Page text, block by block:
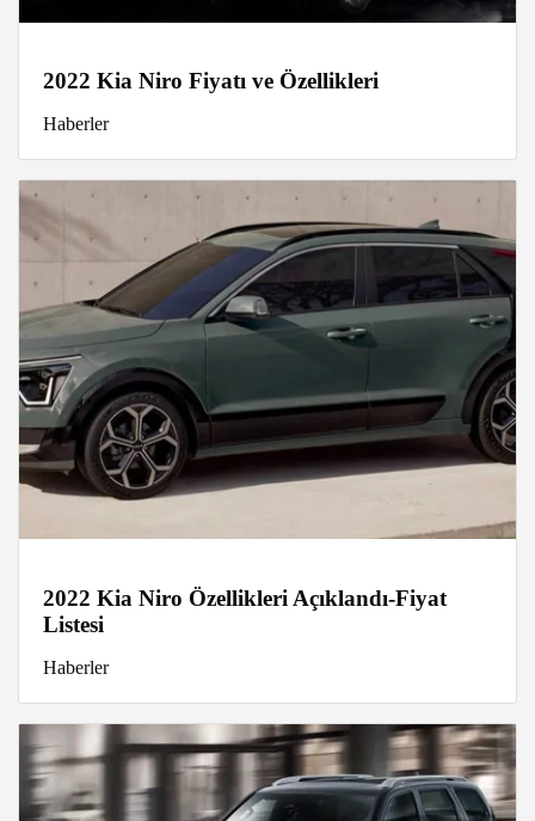
2022 Kia Niro Fiyatı ve Özellikleri
Haberler
2022 Kia Niro Özellikleri Açıklandı-Fiyat
Listesi
Haberler